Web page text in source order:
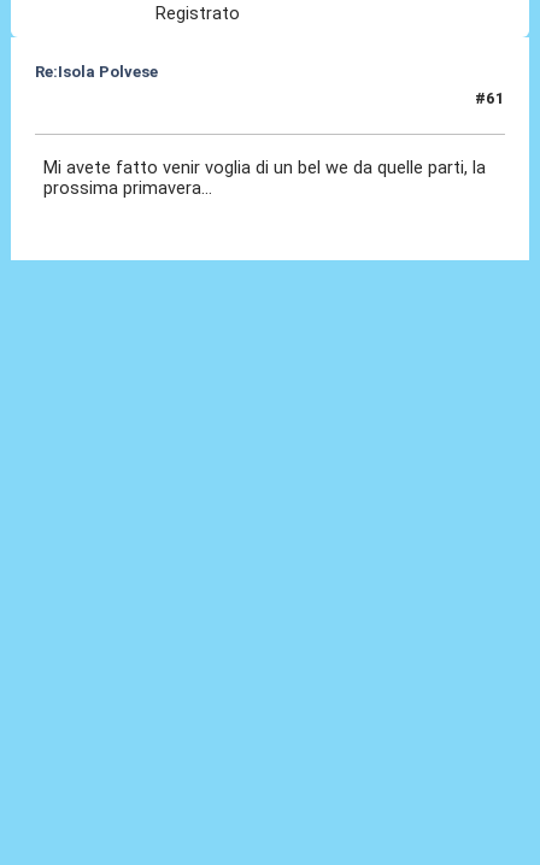
Registrato
Re:Isola Polvese
#61
Mi avete fatto venir voglia di un bel we da quelle parti, la
prossima primavera...